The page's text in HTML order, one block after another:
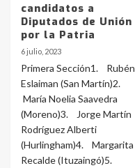
candidatos a
Diputados de Unión
por la Patria
6 julio, 2023
Primera Sección1. Rubén
Eslaiman (San Martín)2.
María Noelia Saavedra
(Moreno)3. Jorge Martín
Rodríguez Alberti
(Hurlingham)4. Margarita
Recalde (Ituzaingó)5.